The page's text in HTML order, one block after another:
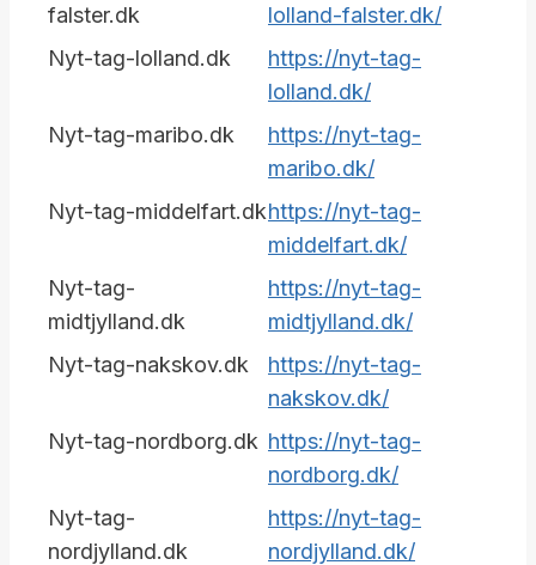
falster.dk
lolland-falster.dk/
Nyt-tag-lolland.dk
https://nyt-tag-
lolland.dk/
Nyt-tag-maribo.dk
https://nyt-tag-
maribo.dk/
Nyt-tag-middelfart.dkhttps://nyt-tag-
middelfart.dk/
Nyt-tag-
midtjylland.dk
https://nyt-tag-
midtjylland.dk/
Nyt-tag-nakskov.dk
https://nyt-tag-
nakskov.dk/
Nyt-tag-nordborg.dk https://nyt-tag-
nordborg.dk/
Nyt-tag-
nordjylland.dk
https://nyt-tag-
nordjylland.dk/